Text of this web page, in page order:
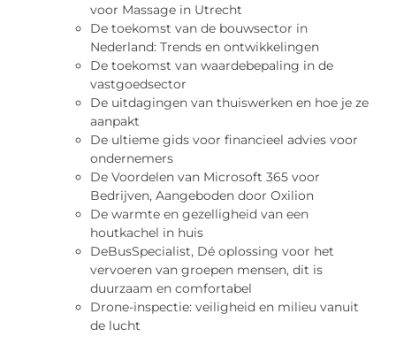
voor Massage in Utrecht
De toekomst van de bouwsector in
Nederland: Trends en ontwikkelingen
De toekomst van waardebepaling in de
vastgoedsector
De uitdagingen van thuiswerken en hoe je ze
aanpakt
De ultieme gids voor financieel advies voor
ondernemers
De Voordelen van Microsoft 365 voor
Bedrijven, Aangeboden door Oxilion
De warmte en gezelligheid van een
houtkachel in huis
DeBusSpecialist, Dé oplossing voor het
vervoeren van groepen mensen, dit is
duurzaam en comfortabel
Drone-inspectie: veiligheid en milieu vanuit
de lucht